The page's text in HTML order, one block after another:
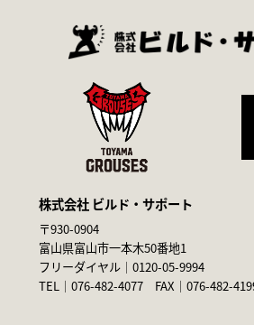
株式会社 ビルド・サポート
〒930-0904
富山県富山市一本木50番地1
フリーダイヤル｜0120-05-9994
TEL｜076-482-4077 FAX｜076-482-